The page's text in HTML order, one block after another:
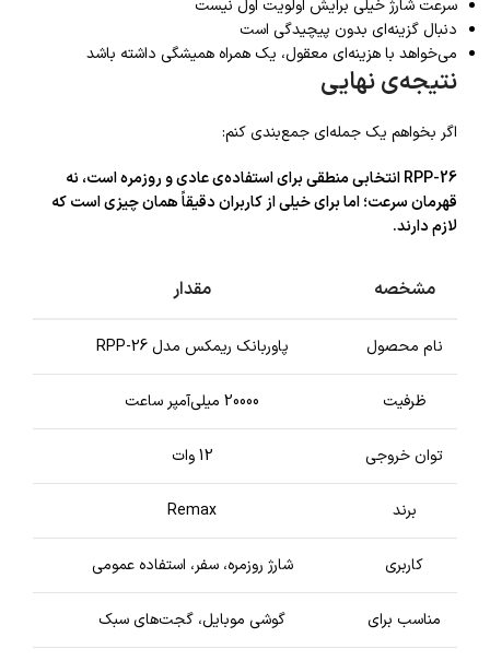
سرعت شارژ خیلی برایش اولویت اول نیست
دنبال گزینه‌ای بدون پیچیدگی است
می‌خواهد با هزینه‌ای معقول، یک همراه همیشگی داشته باشد
نتیجه‌ی نهایی
اگر بخواهم یک جمله‌ای جمع‌بندی کنم:
RPP-26 انتخابی منطقی برای استفاده‌ی عادی و روزمره است، نه
قهرمان سرعت؛ اما برای خیلی از کاربران دقیقاً همان چیزی است که
لازم دارند.
مشخصه مقدار
نام محصول پاوربانک ریمکس مدل RPP-26
ظرفیت 20000 میلی‌آمپر ساعت
توان خروجی 12 وات
برند Remax
کاربری شارژ روزمره، سفر، استفاده عمومی
مناسب برای گوشی موبایل، گجت‌های سبک